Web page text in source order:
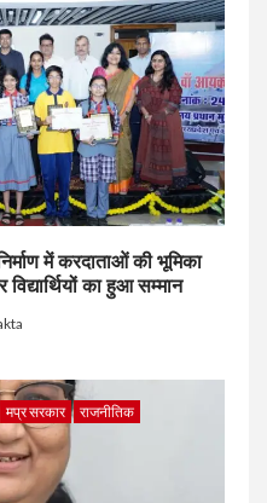
में करदाताओं की भूमिका
का हुआ सम्मान
मप्र सरकार
राजनीतिक